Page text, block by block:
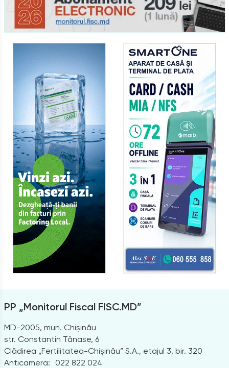
PP „Monitorul Fiscal FISC.MD”
MD-2005, mun. Chișinău
str. Constantin Tănase, 6
Clădirea „Fertilitatea-Chișinău” S.A., etajul 3, bir. 320
Anticamera:
022 822 024